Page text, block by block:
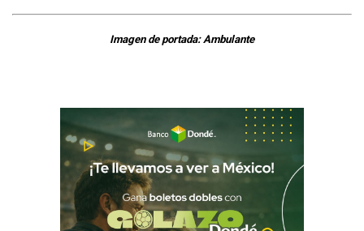
Imagen de portada: Ambulante